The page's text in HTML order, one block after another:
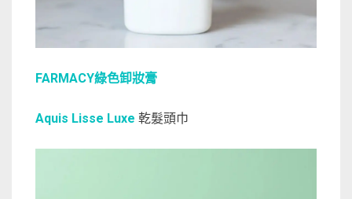
FARMACY綠色卸妝膏
Aquis Lisse Luxe 乾髮頭巾